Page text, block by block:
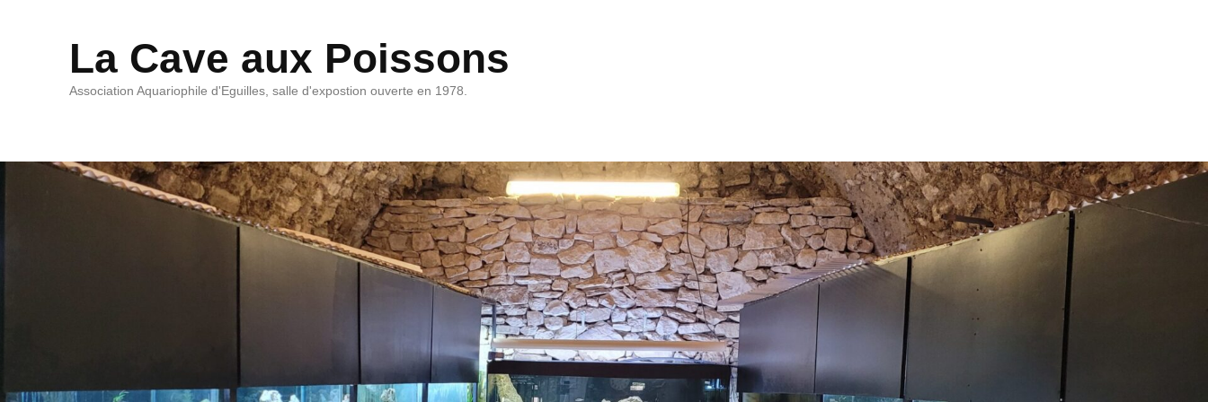
La Cave aux Poissons
Association Aquariophile d'Eguilles, salle d'expostion ouverte en 1978.